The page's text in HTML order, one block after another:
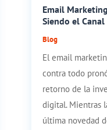
Email
Siendo el
Blog
El email
contra todo
retorno de la
digital. Mientras
última novedad